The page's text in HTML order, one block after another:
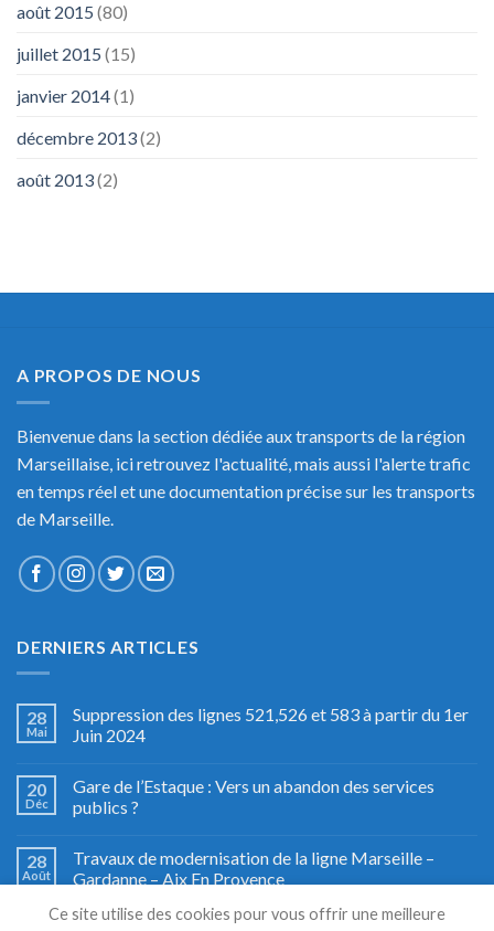
août 2015 (80)
juillet 2015 (15)
janvier 2014(1)
décembre 2013(2)
août 2013(2)
A PROPOS DE NOUS
Bienvenue dans la section dédiée aux transports de la région
Marseillaise, ici retrouvez l'actualité, mais aussi l'alerte trafic
en temps réel et une documentation précise sur les transports
de Marseille.
DERNIERS ARTICLES
28
Mai
Suppression des lignes 521,526 et 583 à partir du 1er
Juin 2024
20
Déc
Gare de l’Estaque : Vers un abandon des services
publics ?
28
Août
Travaux de modernisation de la ligne Marseille –
Gardanne – Aix En Provence
Ce site utilise des cookies pour vous offrir une meilleure